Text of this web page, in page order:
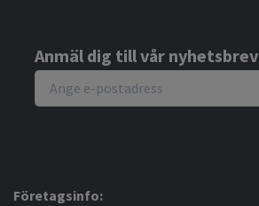
Anmäl dig till vår nyhetsbrev
Företagsinfo: